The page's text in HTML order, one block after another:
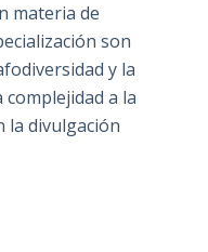
materia de
son
y la
complejidad a la
la divulgación